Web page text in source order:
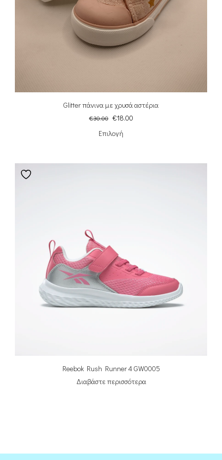
Glitter πάνινα με χρυσά αστέρια
€30.00 €18.00
Επιλογή
Reebok Rush Runner 4 GW0005
Διαβάστε περισσότερα